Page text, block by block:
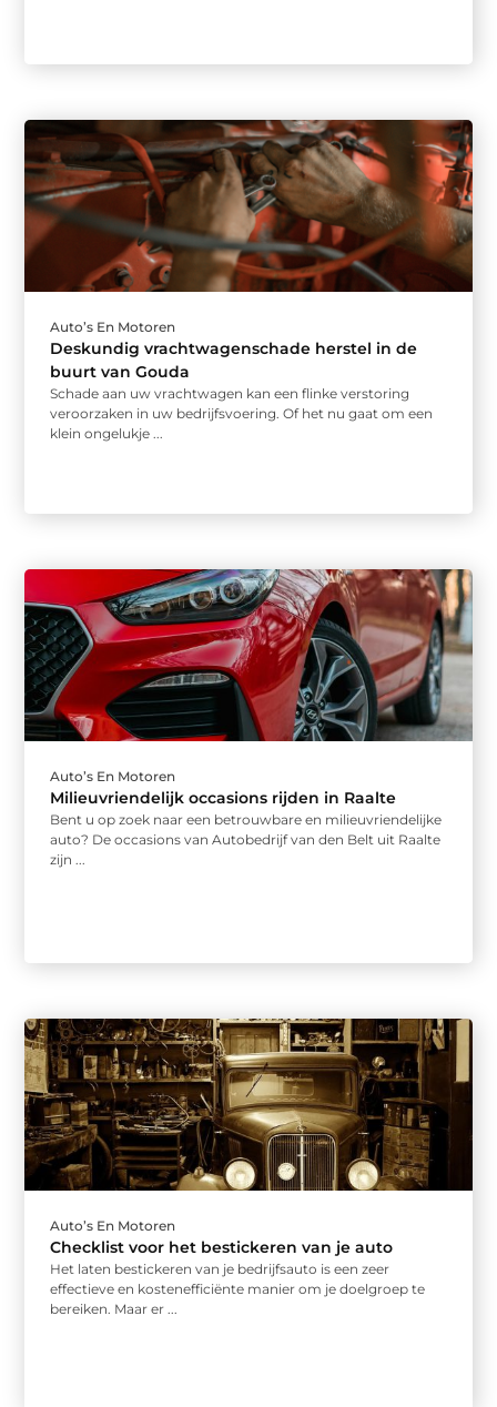
Auto’s En Motoren
Deskundig vrachtwagenschade herstel in de
buurt van Gouda
Schade aan uw vrachtwagen kan een flinke verstoring
veroorzaken in uw bedrijfsvoering. Of het nu gaat om een
klein ongelukje ...
Auto’s En Motoren
Milieuvriendelijk occasions rijden in Raalte
Bent u op zoek naar een betrouwbare en milieuvriendelijke
auto? De occasions van Autobedrijf van den Belt uit Raalte
zijn ...
Auto’s En Motoren
Checklist voor het bestickeren van je auto
Het laten bestickeren van je bedrijfsauto is een zeer
effectieve en kostenefficiënte manier om je doelgroep te
bereiken. Maar er ...